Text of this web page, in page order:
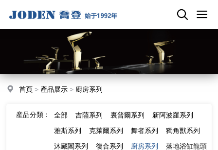
首頁 > 產品展示 > 廚房系列
産品分類： 全部 吉薩系列 裏普爾系列
新阿波羅系列
雅斯系列
克萊爾系列 舞者系列
獨角獸系列
沐藏閣系列
復合系列 廚房系列
落地浴缸龍頭